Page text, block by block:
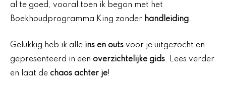
al te goed, vooral toen ik begon met het
Boekhoudprogramma King zonder handleiding.
Gelukkig heb ik alle ins en outs voor je uitgezocht en
gepresenteerd in een overzichtelijke gids. Lees verder
en laat de chaos achter je!